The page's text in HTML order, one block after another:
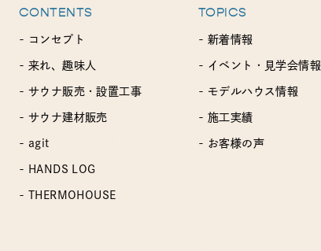
CONTENTS
- コンセプト
- 来れ、趣味人
- サウナ販売・設置工事
- サウナ建材販売
- agit
- HANDS LOG
- THERMOHOUSE
TOPICS
- 新着情報
- イベント・見学会情報
- モデルハウス情報
- 施工実績
- お客様の声